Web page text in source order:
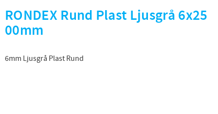
RONDEX Rund Plast Ljusgrå 6x25
00mm
6mm Ljusgrå Plast Rund